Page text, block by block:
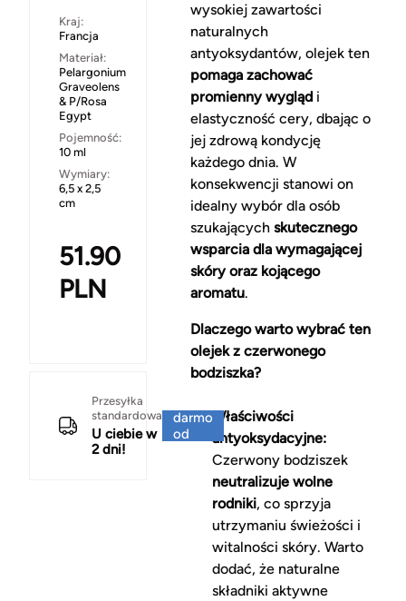
Kraj:
Francja
Materiał:
Pelargonium
Graveolens
& P/Rosa
Egypt
Pojemność:
10 ml
Wymiary:
6,5 x 2,5
cm
51.90
PLN
Przesyłka
standardowa
U ciebie w
2 dni!
darmo
od
wysokiej zawartości
naturalnych
antyoksydantów, olejek ten
pomaga zachować
promienny wyglądi
elastyczność cery, dbając o
jej zdrową kondycję
każdego dnia. W
konsekwencji stanowi on
idealny wybór dla osób
szukających skutecznego
wsparcia dla wymagającej
skóry oraz kojącego
aromatu.
Dlaczego warto wybrać ten
olejek z czerwonego
bodziszka?
Właściwości
antyoksydacyjne:
Czerwony bodziszek
neutralizuje wolne
rodniki, co sprzyja
utrzymaniu świeżości i
witalności skóry. Warto
dodać, że naturalne
składniki aktywne